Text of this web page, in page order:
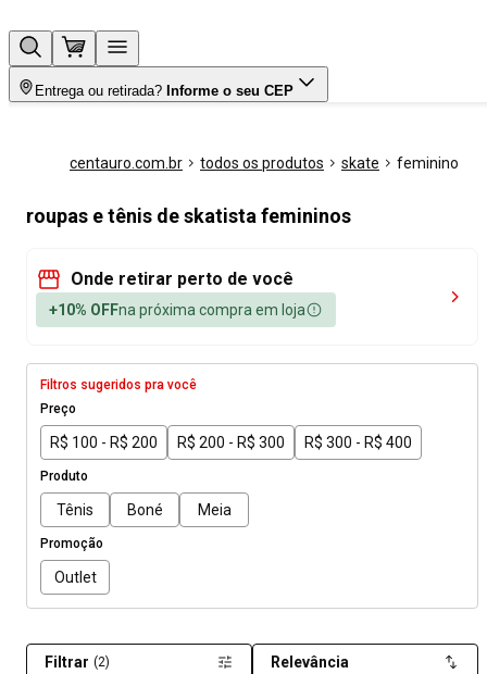
Entrega ou retirada? Informe o seu CEP
centauro.com.br todos os produtos skate feminino
roupas e tênis de skatista femininos
Onde retirar perto de você
+10% OFFna próxima compra em loja
Filtros sugeridos pra você
Preço
R$ 100 - R$ 200 R$ 200 - R$ 300 R$ 300 - R$ 400
Produto
Tênis Boné Meia
Promoção
Outlet
Filtrar (2) Relevância